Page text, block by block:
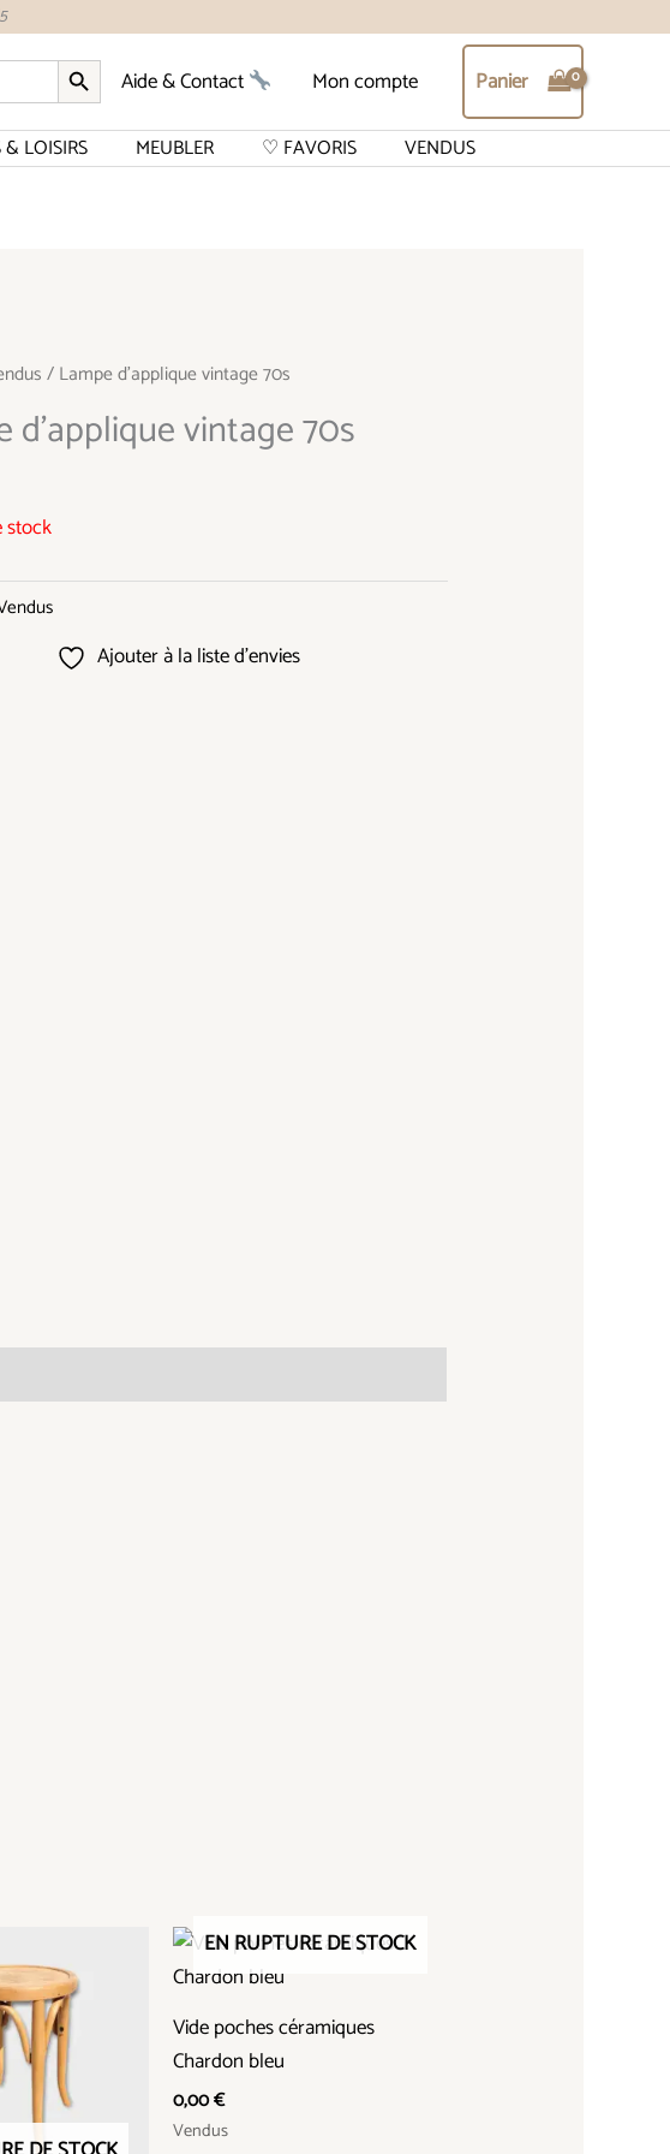
SEARCH BUTTON
Aide & Contact Mon compte Panier
LOISIRS MEUBLER ♡ FAVORIS VENDUS
/ Lampe d’applique vintage 70s
d’applique vintage 70s
stock
Ajouter à la liste d’envies
EN RUPTURE DE STOCK
Vide poches céramiques
Chardon bleu
0,00€
Vendus